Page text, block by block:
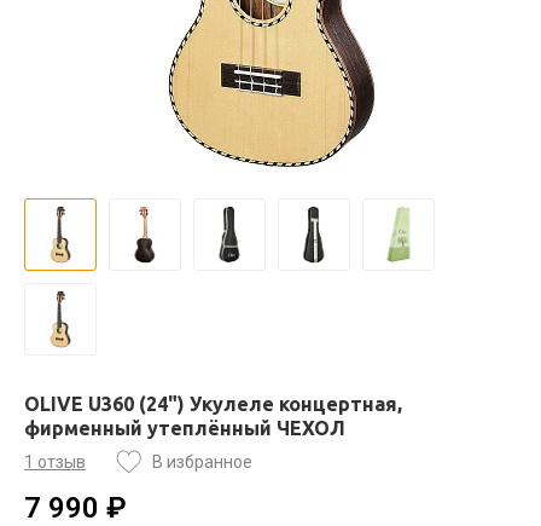
OLIVE U360 (24") Укулеле концертная,
фирменный утеплённый ЧЕХОЛ
1 отзыв В избранное
7 990 ₽